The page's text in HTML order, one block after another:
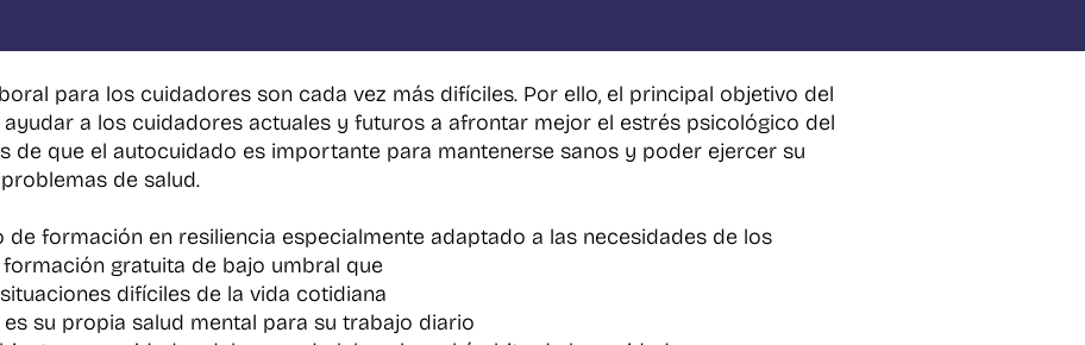
para los cuidadores son cada vez más difíciles. Por ello, el principal objetivo del
a los cuidadores actuales y futuros a afrontar mejor el estrés psicológico del
de que el autocuidado es importante para mantenerse sanos y poder ejercer su
de salud.
formación en resiliencia especialmente adaptado a las necesidades de los
gratuita de bajo umbral que
difíciles de la vida cotidiana
su propia salud mental para su trabajo diario